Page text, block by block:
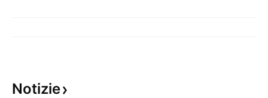
Notizie